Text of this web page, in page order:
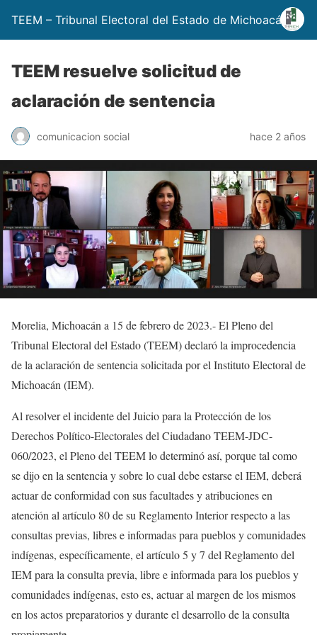
TEEM – Tribunal Electoral del Estado de Michoacán
TEEM resuelve solicitud de
aclaración de sentencia
comunicacion social hace 2 años
Morelia, Michoacán a 15 de febrero de 2023.- El Pleno del
Tribunal Electoral del Estado (TEEM) declaró la improcedencia
de la aclaración de sentencia solicitada por el Instituto Electoral de
Michoacán (IEM).
Al resolver el incidente del Juicio para la Protección de los
Derechos Político-Electorales del Ciudadano TEEM-JDC-
060/2023, el Pleno del TEEM lo determinó así, porque tal como
se dijo en la sentencia y sobre lo cual debe estarse el IEM, deberá
actuar de conformidad con sus facultades y atribuciones en
atención al artículo 80 de su Reglamento Interior respecto a las
consultas previas, libres e informadas para pueblos y comunidades
indígenas, específicamente, el artículo 5 y 7 del Reglamento del
IEM para la consulta previa, libre e informada para los pueblos y
comunidades indígenas, esto es, actuar al margen de los mismos
en los actos preparatorios y durante el desarrollo de la consulta